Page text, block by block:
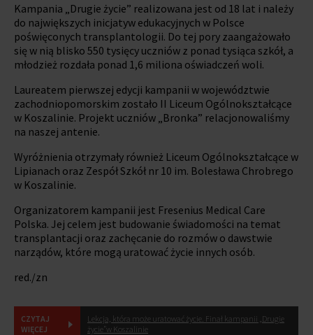
Kampania „Drugie życie” realizowana jest od 18 lat i należy
do największych inicjatyw edukacyjnych w Polsce
poświęconych transplantologii. Do tej pory zaangażowało
się w nią blisko 550 tysięcy uczniów z ponad tysiąca szkół, a
młodzież rozdała ponad 1,6 miliona oświadczeń woli.
Laureatem pierwszej edycji kampanii w województwie
zachodniopomorskim zostało II Liceum Ogólnokształcące
w Koszalinie. Projekt uczniów „Bronka” relacjonowaliśmy
na naszej antenie.
Wyróżnienia otrzymały również Liceum Ogólnokształcące w
Lipianach oraz Zespół Szkół nr 10 im. Bolesława Chrobrego
w Koszalinie.
Organizatorem kampanii jest Fresenius Medical Care
Polska. Jej celem jest budowanie świadomości na temat
transplantacji oraz zachęcanie do rozmów o dawstwie
narządów, które mogą uratować życie innych osób.
red./zn
CZYTAJ
WIĘCEJ
Lekcja, która może uratować życie. Finał kampanii „Drugie
życie”w Koszalinie